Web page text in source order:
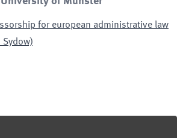
for european administrative law
Sydow)